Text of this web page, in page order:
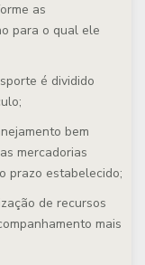
as
para o qual ele
é dividido
bem
mercadorias
prazo estabelecido;
de recursos
mais